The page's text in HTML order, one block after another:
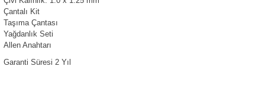
Çantalı Kit
Taşıma Çantası
Yağdanlık Seti
Allen Anahtarı
Garanti Süresi 2 Yıl